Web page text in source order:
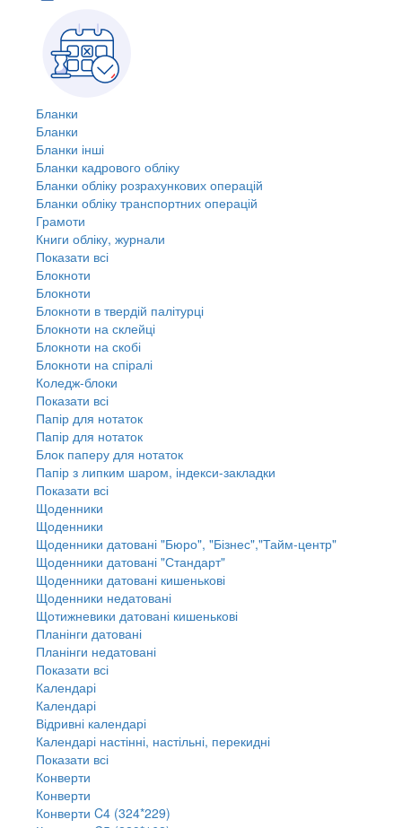
Бланки
Бланки
Бланки інші
Бланки кадрового обліку
Бланки обліку розрахункових операцій
Бланки обліку транспортних операцій
Грамоти
Книги обліку, журнали
Показати всі
Блокноти
Блокноти
Блокноти в твердій палітурці
Блокноти на склейці
Блокноти на скобі
Блокноти на спіралі
Коледж-блоки
Показати всі
Папір для нотаток
Папір для нотаток
Блок паперу для нотаток
Папір з липким шаром, індекси-закладки
Показати всі
Щоденники
Щоденники
Щоденники датовані "Бюро", "Бізнес","Тайм-центр"
Щоденники датовані "Стандарт"
Щоденники датовані кишенькові
Щоденники недатовані
Щотижневики датовані кишенькові
Планінги датовані
Планінги недатовані
Показати всі
Календарі
Календарі
Відривні календарі
Календарі настінні, настільні, перекидні
Показати всі
Конверти
Конверти
Конверти C4 (324*229)